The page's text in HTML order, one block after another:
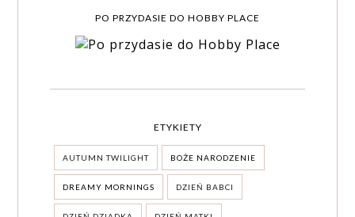
PO PRZYDASIE DO HOBBY PLACE
ETYKIETY
AUTUMN TWILIGHT BOŻE NARODZENIE
DREAMY MORNINGS DZIEŃ BABCI